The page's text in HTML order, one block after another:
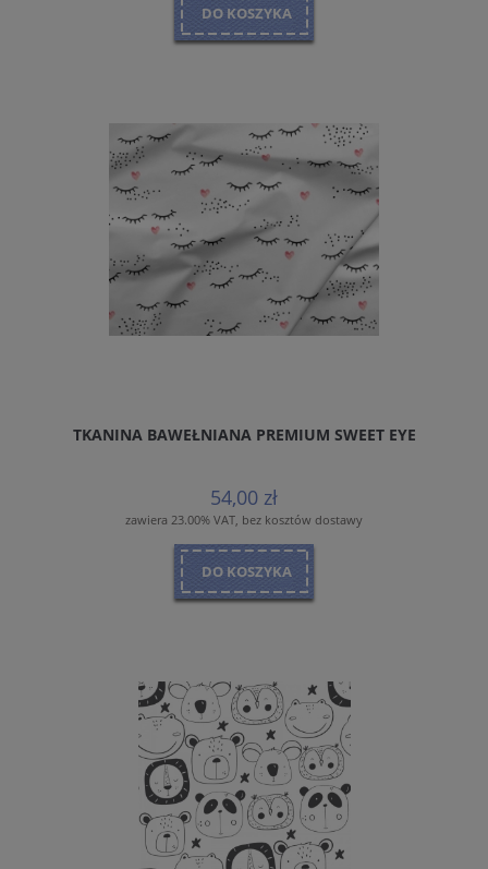
DO KOSZYKA
TKANINA BAWEŁNIANA PREMIUM SWEET EYE
54,00 zł
zawiera 23.00% VAT, bez kosztów dostawy
DO KOSZYKA